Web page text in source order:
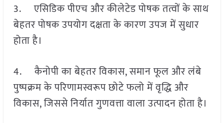
3. एसिडिक पीएच और कीलेटेड पोषक तत्वों के साथ
बेहतर पोषक उपयोग दक्षता के कारण उपज में सुधार
होता है।
4. कैनोपी का बेहतर विकास, समान फूल और लंबे
पुष्पक्रम के परिणामस्वरूप छोटे फलो में वृद्धि और
विकास, जिससे निर्यात गुणवत्ता वाला उत्पादन होता है।